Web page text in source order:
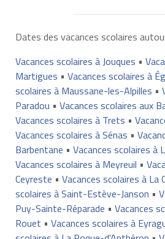
Dates des vacances scolaires
Vacances scolaires à Jouques •
Martigues • Vacances scolaires à
scolaires à Maussane-les-Alpilles •
Paradou • Vacances scolaires aux
Vacances scolaires à Trets •
Vacances scolaires à Sénas •
Barbentane • Vacances scolaires à
Vacances scolaires à Meyreuil •
Ceyreste • Vacances scolaires à La
scolaires à Saint-Estève-Janson •
Puy-Sainte-Réparade • Vacances
Rouet • Vacances scolaires à